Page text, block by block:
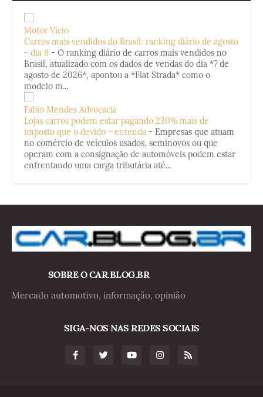
Motor Vício
Carros mais vendidos do Brasil: ranking diário de agosto
- dia 8 - O ranking diário de carros mais vendidos no
Brasil, atualizado com os dados de vendas do dia *7 de
agosto de 2026*, apontou a *Fiat Strada* como o
modelo m...
Fabio Mendes Advocacia
Lojas carros podem estar pagando 230% mais de
imposto que o devido - entenda - Empresas que atuam
no comércio de veículos usados, seminovos ou que
operam com a consignação de automóveis podem estar
enfrentando uma carga tributária até...
SOBRE O CAR.BLOG.BR
Mercado automotivo, informação, opinião
SIGA-NOS NAS REDES SOCIAIS